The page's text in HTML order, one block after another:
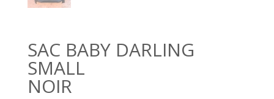
SAC BABY DARLING
SMALL
NOIR